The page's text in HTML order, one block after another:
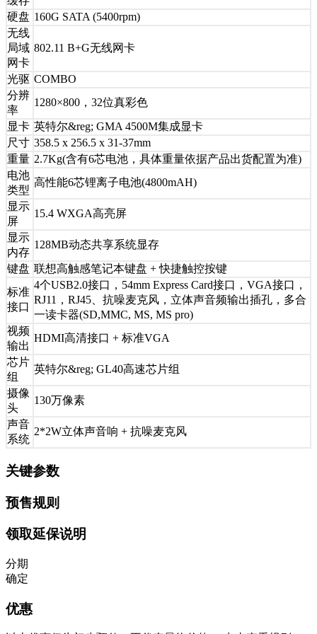
硬盘 160G SATA (5400rpm)
无线
局域
网卡
802.11 B+G无线网卡
光驱 COMBO
分辨
率
1280×800，32位真彩色
显卡 英特尔&reg; GMA 4500M集成显卡
尺寸 358.5 x 256.5 x 31-37mm
重量 2.7Kg(含有6芯电池，具体重量依据产品出货配置为准)
电池
类型
高性能6芯锂离子电池(4800mAH)
显示
屏
15.4 WXGA高亮屏
显示
内存
128MB动态共享系统显存
键盘 联想高触感笔记本键盘 + 快捷触控按键
标准
接口
4个USB2.0接口，54mm Express Card接口，VGA接口，
RJ11，RJ45、抗噪麦克风，立体声音频输出插孔，多合
一读卡器(SD,MMC, MS, MS pro)
视频
输出
HDMI高清接口 + 标准VGA
芯片
组
英特尔&reg; GL40高速芯片组
摄像
头
130万像素
声音
系统
2*2W立体声音响 + 抗噪麦克风
关键参数
预售规则
领取延保说明
分期
确定
优惠